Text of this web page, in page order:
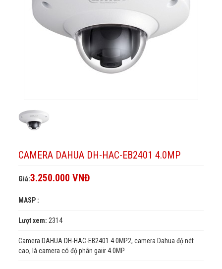
4.0MP
CAMERA DAHUA DH-HAC-EB2401 4.0MP
Giá:3.250.000 VNĐ
MASP :
Lượt xem: 2314
Camera DAHUA DH-HAC-EB2401 4.0MP2, camera Dahua độ nét
cao, là camera có độ phân gaiir 4.0MP